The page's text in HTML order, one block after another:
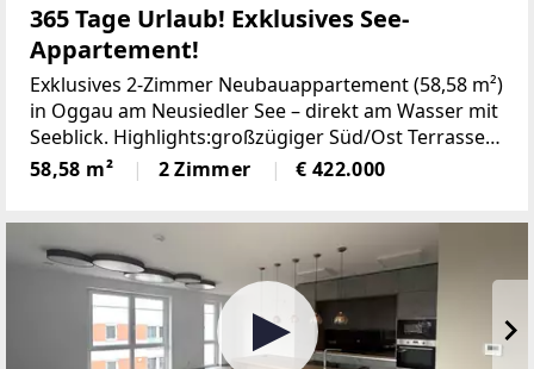
365 Tage Urlaub! Exklusives See-
Appartement!
Exklusives 2-Zimmer Neubauappartement (58,58 m²)
in Oggau am Neusiedler See – direkt am Wasser mit
Seeblick. Highlights:großzügiger Süd/Ost Terrasse
mit 32,12 m²barrierefreiLiftKlimaanlagePool
58,58 m² 2 Zimmer € 422.000